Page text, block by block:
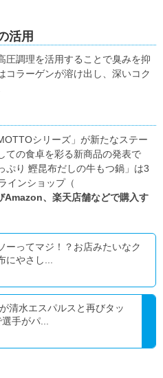
活用
圧調理を活用することで臭みを抑
コラーゲンが溶け出し、深いコク
シリーズ」が新たなステー
ての食卓を彩る新商品の発表で
ぷり 鰹昆布だしの牛もつ鍋」は3
インショップ（
、楽天店舗などで購入す
ーってマジ！？お店みたいなク
にやさし...
清水エスパルスと再びタッ
手がパ...